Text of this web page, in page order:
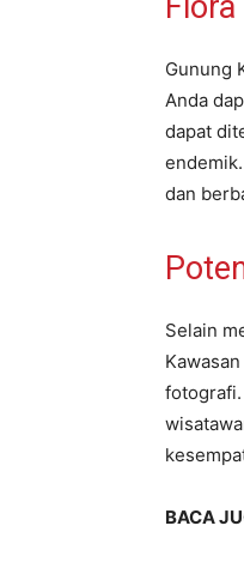
Gunung
Anda
dapat
dan
Selain
BACA